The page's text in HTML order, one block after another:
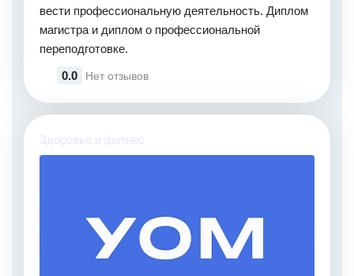
вести профессиональную деятельность. Диплом
магистра и диплом о профессиональной
переподготовке.
0.0
Нет отзывов
Здоровье и фитнес